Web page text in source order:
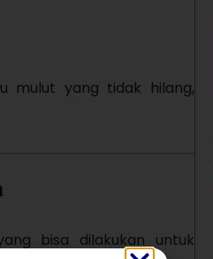
mulut yang tidak hilang,
bisa dilakukan untuk